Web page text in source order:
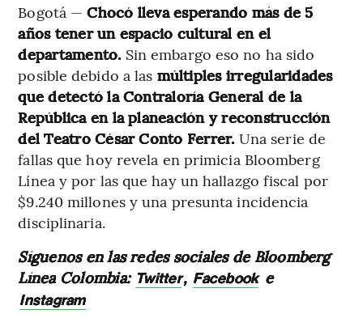
Bogotá —Chocó lleva esperando más de 5
años tener un espacio cultural en el
departamento. Sin embargo eso no ha sido
posible debido a las múltiples irregularidades
que detectó la Contraloría General de la
República en la planeación y reconstrucción
del Teatro César Conto Ferrer. Una serie de
fallas que hoy revela en primicia Bloomberg
Línea y por las que hay un hallazgo fiscal por
$9.240 millones y una presunta incidencia
disciplinaria.
Síguenos en las redes sociales de Bloomberg
Línea Colombia: Twitter, Facebook e
Instagram